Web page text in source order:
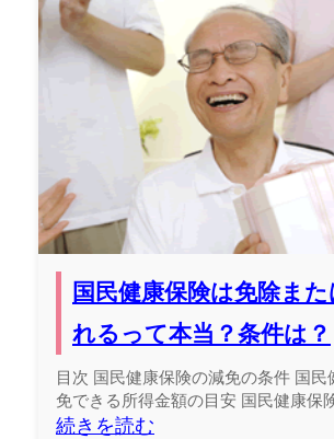
国民健康保険は免除また
れるって本当？条件は？
目次 国民健康保険の減免の条件 国民
免できる所得金額の目安 国民健康保
続きを読む